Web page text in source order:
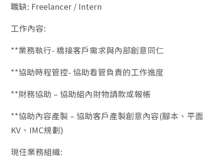
職缺: Freelancer / Intern
工作內容:
**業務執行- 橋接客戶需求與內部創意同仁
**協助時程管控- 協助看管負責的工作進度
**財務協助 – 協助組內財物請款或報帳
**協助內容產製 – 協助客戶產製創意內容(腳本、平面
KV、IMC規劃)
現任業務組織: